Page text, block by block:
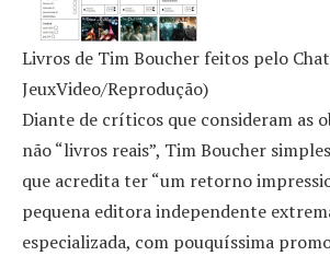
Livros de Tim Boucher feitos pelo
JeuxVideo/Reprodução)
Diante de críticos que consideram as
não “livros reais”, Tim Boucher
que acredita ter “um retorno
pequena editora independente
especializada, com pouquíssima